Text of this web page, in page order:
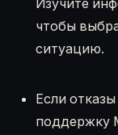
Изучите
чтобы
ситуацию.
Если
поддержку